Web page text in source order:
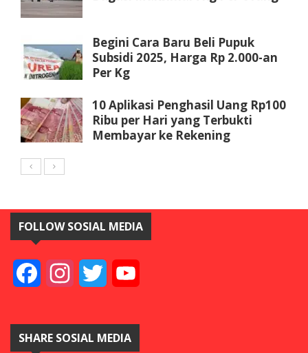
Begini Cara Baru Beli Pupuk
Subsidi 2025, Harga Rp 2.000-an
Per Kg
10 Aplikasi Penghasil Uang Rp100
Ribu per Hari yang Terbukti
Membayar ke Rekening
FOLLOW SOSIAL MEDIA
FacebookInstagramTwitter
SHARE SOSIAL MEDIA